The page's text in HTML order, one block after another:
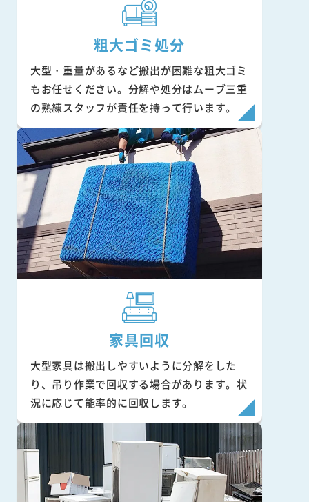
粗大ゴミ処分
大型・重量があるなど搬出が困難な粗大ゴミ
もお任せください。分解や処分はムーブ三重
の熟練スタッフが責任を持って行います。
家具回収
大型家具は搬出しやすいように分解をした
り、吊り作業で回収する場合があります。状
況に応じて能率的に回収します。